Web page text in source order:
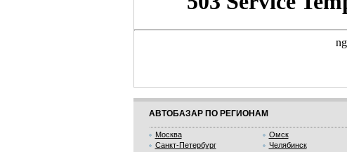
АВТОБАЗАР ПО РЕГИОНАМ
Москва
Санкт-Петербург
Омск
Челябинск